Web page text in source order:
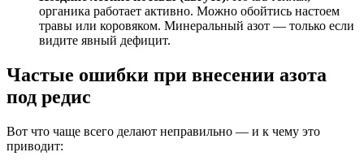
органика работает активно. Можно обойтись настоем
травы или коровяком. Минеральный азот — только если
видите явный дефицит.
Частые ошибки при внесении азота
под редис
Вот что чаще всего делают неправильно — и к чему это
приводит: